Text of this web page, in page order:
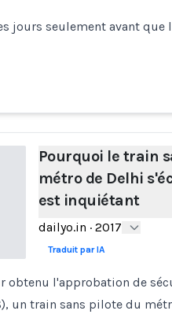
jours seulement avant que
Pourquoi le train
métro de Delhi
est inquiétant
dailyo.in · 2017
Traduit par IA
obtenu l'approbation de
un train sans pilote du